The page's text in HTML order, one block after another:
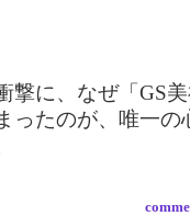
撃に、なぜ「GS
ったのが、唯一の